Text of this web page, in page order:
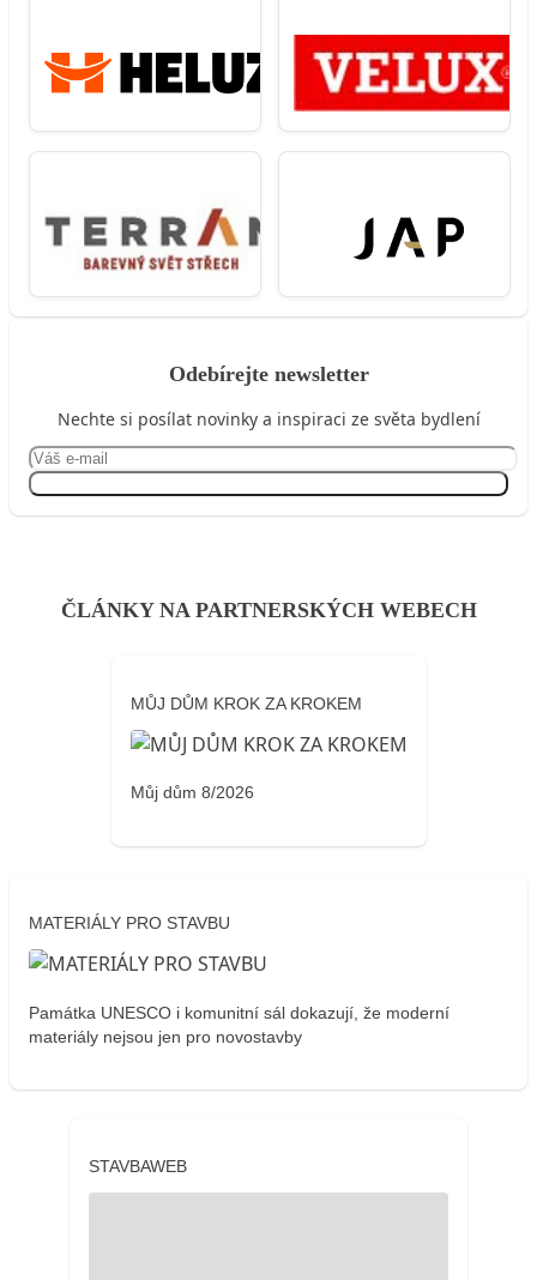
Odebírejte newsletter
Nechte si posílat novinky a inspiraci ze světa bydlení
ČLÁNKY NA PARTNERSKÝCH WEBECH
MŮJ DŮM KROK ZA KROKEM
Můj dům 8/2026
MATERIÁLY PRO STAVBU
Památka UNESCO i komunitní sál dokazují, že moderní
materiály nejsou jen pro novostavby
STAVBAWEB